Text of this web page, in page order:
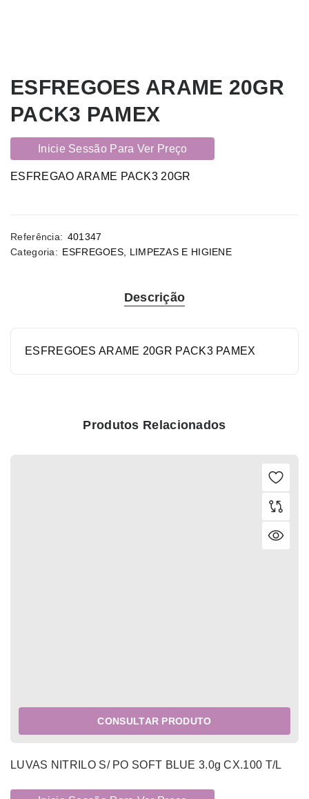
ESFREGOES ARAME 20GR
PACK3 PAMEX
Inicie Sessão Para Ver Preço
ESFREGAO ARAME PACK3 20GR
Referência: 401347
Categoria: ESFREGOES LIMPEZAS E HIGIENE
Descrição
ESFREGOES ARAME 20GR PACK3 PAMEX
Produtos Relacionados
CONSULTAR PRODUTO
LUVAS NITRILO S/ PO SOFT BLUE 3.0g CX.100 T/L